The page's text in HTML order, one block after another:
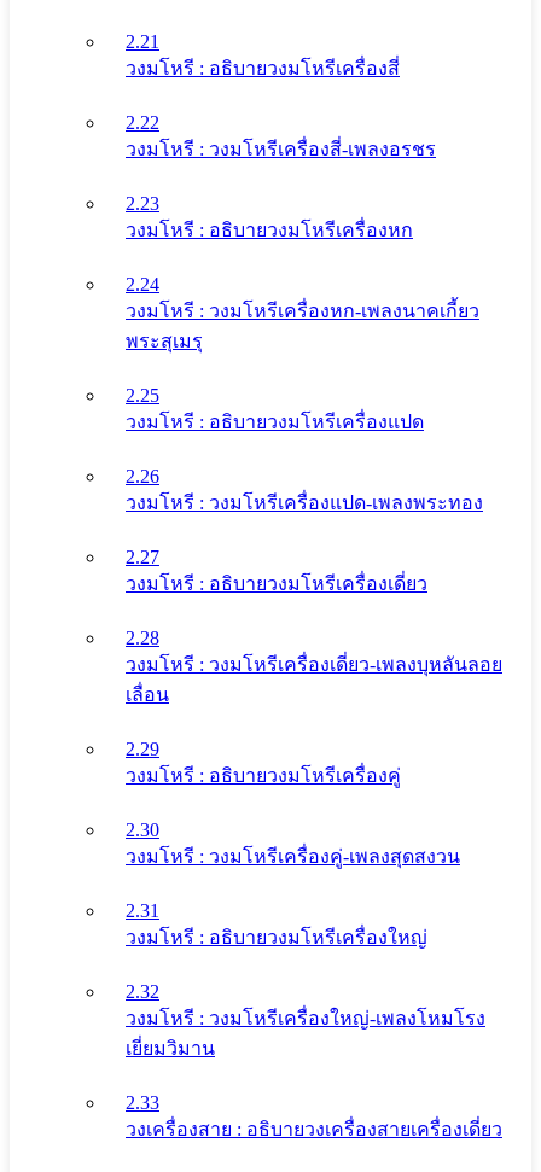
2.21
วงมโหรี : อธิบายวงมโหรีเครื่องสี่
2.22
วงมโหรี : วงมโหรีเครื่องสี่-เพลงอรชร
2.23
วงมโหรี : อธิบายวงมโหรีเครื่องหก
2.24
วงมโหรี : วงมโหรีเครื่องหก-เพลงนาคเกี้ยว
พระสุเมรุ
2.25
วงมโหรี : อธิบายวงมโหรีเครื่องแปด
2.26
วงมโหรี : วงมโหรีเครื่องแปด-เพลงพระทอง
2.27
วงมโหรี : อธิบายวงมโหรีเครื่องเดี่ยว
2.28
วงมโหรี : วงมโหรีเครื่องเดี่ยว-เพลงบุหลันลอย
เลื่อน
2.29
วงมโหรี : อธิบายวงมโหรีเครื่องคู่
2.30
วงมโหรี : วงมโหรีเครื่องคู่-เพลงสุดสงวน
2.31
วงมโหรี : อธิบายวงมโหรีเครื่องใหญ่
2.32
วงมโหรี : วงมโหรีเครื่องใหญ่-เพลงโหมโรง
เยี่ยมวิมาน
2.33
วงเครื่องสาย : อธิบายวงเครื่องสายเครื่องเดี่ยว